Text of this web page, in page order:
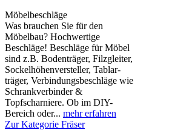
Möbelbeschläge
Was brauchen Sie für den
Möbelbau? Hochwertige
Beschläge! Beschläge für Möbel
sind z.B. Boden­träger, Filzgleiter,
Sockelhöhen­versteller, Tablar­
träger, Verbindungs­beschläge wie
Schrank­verbinder &
Topfscharniere. Ob im DIY-
Bereich oder... mehr erfahren
Zur Kategorie Fräser